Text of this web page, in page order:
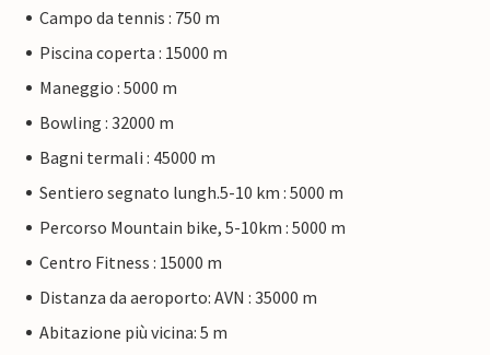
Campo da tennis : 750 m
Piscina coperta : 15000 m
Maneggio : 5000 m
Bowling : 32000 m
Bagni termali : 45000 m
Sentiero segnato lungh.5-10 km : 5000 m
Percorso Mountain bike, 5-10km : 5000 m
Centro Fitness : 15000 m
Distanza da aeroporto: AVN : 35000 m
Abitazione più vicina: 5 m